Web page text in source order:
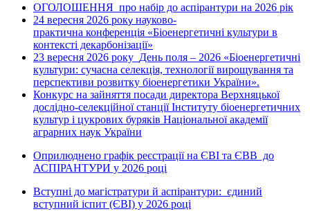
ОГОЛОШЕННЯ про набір до аспірантури на 2026 рік
24 вересня 2026 року науково-
практична конференція «Біоенергетичні культури в
контексті декарбонізації»
23 вересня 2026 року День поля – 2026 «Біоенергетичні
культури: сучасна селекція, технології вирощування та
перспективи розвитку біоенергетики України».
Конкурс на зайняття посади директора Верхняцької
дослідно-селекційної станції Інституту біоенергетичних
культур і цукрових буряків Національної академії
аграрних наук України
Оприлюднено графік реєстрації на ЄВІ та ЄВВ до
АСПІРАНТУРИ у 2026 році
Вступні до магістратури й аспірантури: єдиний
вступний іспит (ЄВІ) у 2026 році